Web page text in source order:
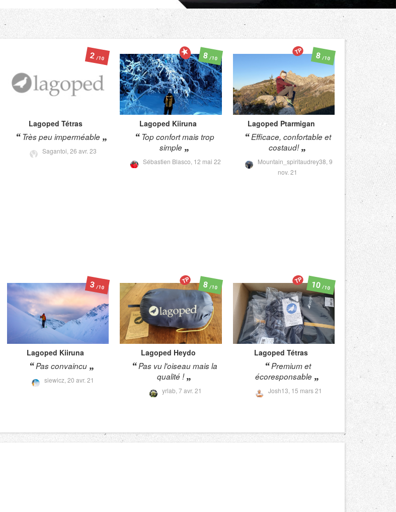
Lagoped Tétras
Très peu imperméable
Sagantoi, 26 avr. 23
2/10
Lagoped Kiiruna
Top confort mais trop
simple
Sébastien Blasco, 12 mai 22
8/10
Lagoped Ptarmigan
Efficace, confortable et
costaud!
Mountain_spiritaudrey38, 9
nov. 21
8/10
TP
Lagoped Kiiruna
Pas convaincu
siewicz,20 avr. 21
3/10
Lagoped Heydo
Pas vu l'oiseau mais la
qualité !
yrlab,7 avr. 21
8/10
TP
Lagoped Tétras
Premium et
écoresponsable
Josh13, 15 mars 21
10/10
TP